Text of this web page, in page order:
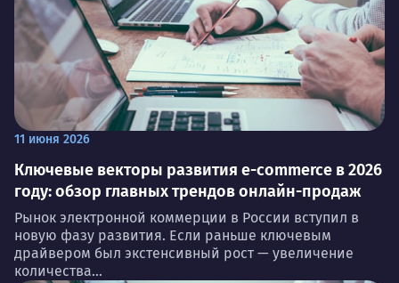
11 июня 2026
Ключевые векторы развития e-commerce в 2026
году: обзор главных трендов онлайн-продаж
Рынок электронной коммерции в России вступил в
новую фазу развития. Если раньше ключевым
драйвером был экстенсивный рост — увеличение
количества...